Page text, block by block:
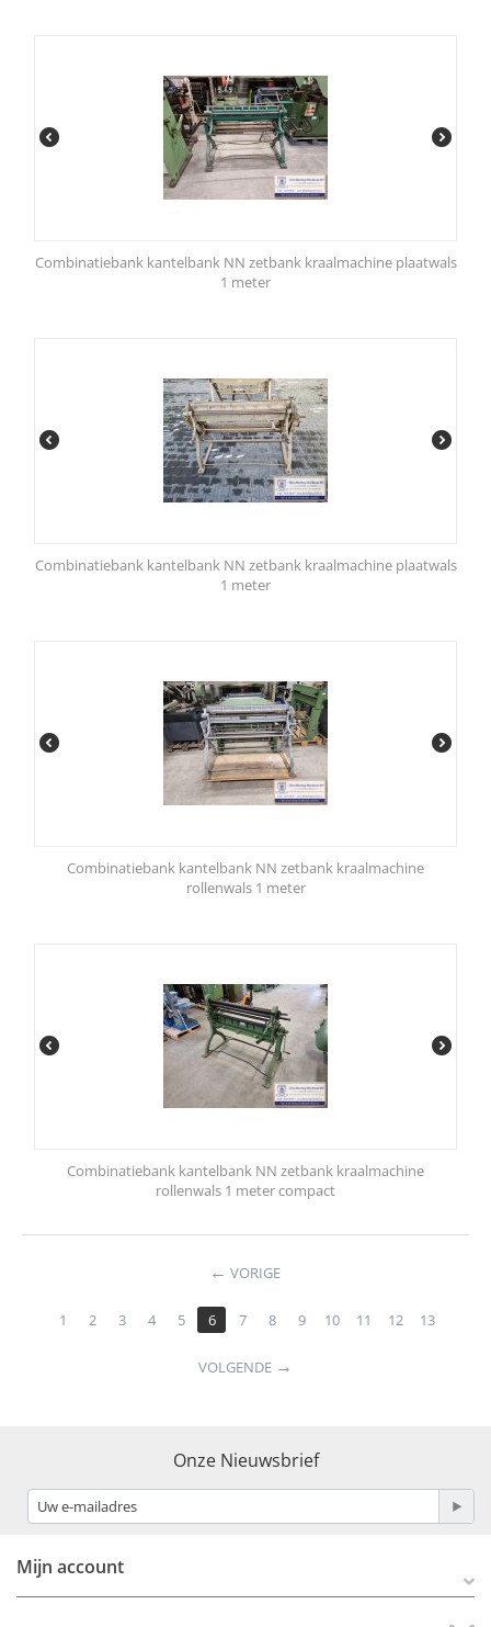
Combinatiebank kantelbank NN zetbank kraalmachine plaatwals
1 meter
Combinatiebank kantelbank NN zetbank kraalmachine plaatwals
1 meter
Combinatiebank kantelbank NN zetbank kraalmachine
rollenwals 1 meter
Combinatiebank kantelbank NN zetbank kraalmachine
rollenwals 1 meter compact
VORIGE
1 2 3 4 5 6 7 8 9 10 11 12 13
VOLGENDE
Onze Nieuwsbrief
Mijn account